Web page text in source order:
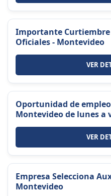
Importante Curtiembre
Oficiales - Montevideo
VER
Oportunidad de
Montevideo de lunes a
VER
Empresa Selecciona
Montevideo